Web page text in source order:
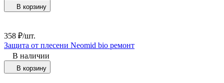
В корзину
358 ₽/шт.
Защита от плесени Neomid bio ремонт
В наличии
В корзину